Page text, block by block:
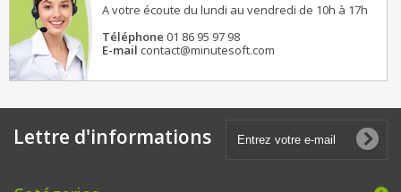
A votre écoute du lundi au vendredi de 10h à 17h
Téléphone 01 86 95 97 98
E-mail contact@minutesoft.com
Lettre d'informations